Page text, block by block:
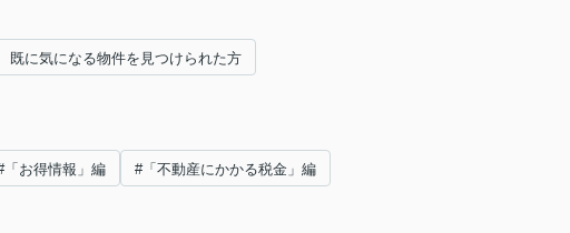
既に気になる物件を見つけられた方
「お得情報」編 #「不動産にかかる税金」編